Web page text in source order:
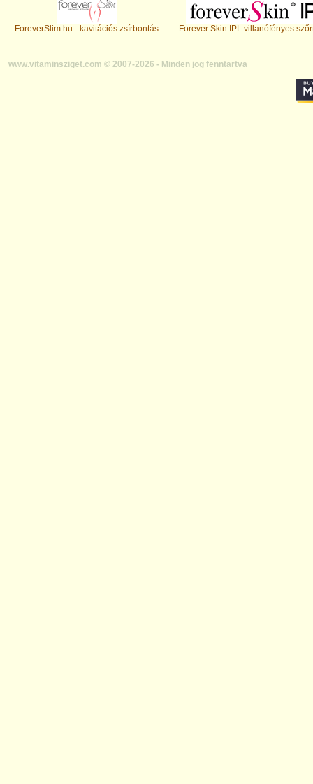
ForeverSlim.hu - kavitációs zsírbontás Forever Skin IPL villanófényes
www.vitaminsziget.com © 2007-2026 - Minden jog fenntartva